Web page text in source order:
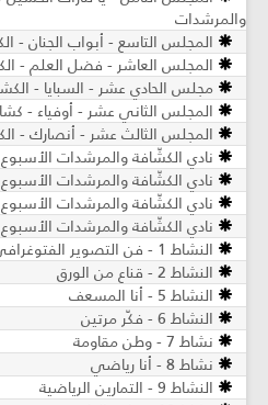
والمرشدات
المجلس التاسع - أبواب الجنان -
المجلس العاشر - فضل العلم -
مجلس الحادي عشر - السبايا -
المجلس الثاني عشر - أوفياء -
المجلس الثالث عشر - أنصارك -
نادي الكشّافة والمرشدات
نادي الكشّافة والمرشدات الأسبوع
نادي الكشّافة والمرشدات الأسبوع
نادي الكشّافة والمرشدات الأسبوع
النشاط 1 - فن التصوير الفتوغرافي
النشاط 2 - قناع من الورق
النشاط 5 - أنا المسعف
النشاط 6 - فكّر مرتين
نشاط 7 - وطن مقاومة
نشاط 8 - أنا رياضي
النشاط 9 - التمارين الرياضية